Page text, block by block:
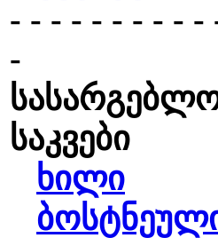
- - - - - - - - - -
-
საკვები
ხილი